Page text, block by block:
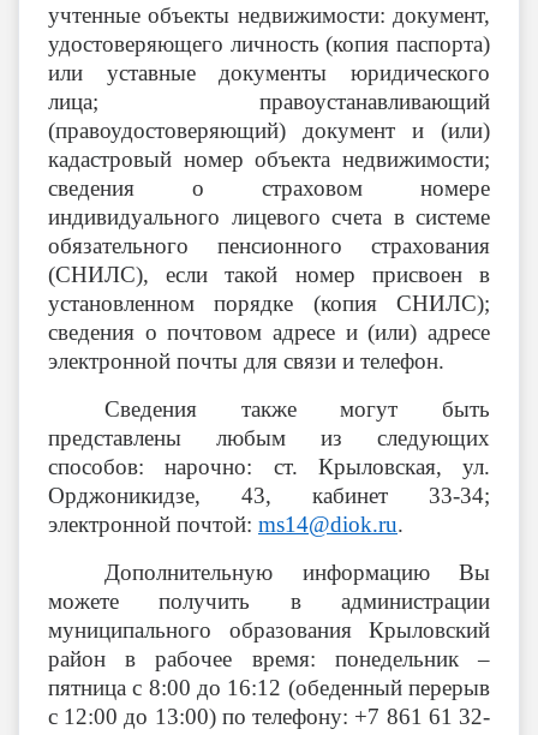
учтенные объекты недвижимости: документ,
удостоверяющего личность (копия паспорта)
или уставные документы юридического
лица; правоустанавливающий
(правоудостоверяющий) документ и (или)
кадастровый номер объекта недвижимости;
сведения о страховом номере
индивидуального лицевого счета в системе
обязательного пенсионного страхования
(СНИЛС), если такой номер присвоен в
установленном порядке (копия СНИЛС);
сведения о почтовом адресе и (или) адресе
электронной почты для связи и телефон.
Сведения также могут быть
представлены любым из следующих
способов: нарочно: ст. Крыловская, ул.
Орджоникидзе, 43, кабинет 33-34;
электронной почтой: ms14@diok.ru.
Дополнительную информацию Вы
можете получить в администрации
муниципального образования Крыловский
район в рабочее время: понедельник –
пятница с 8:00 до 16:12 (обеденный перерыв
с 12:00 до 13:00) по телефону: +7 861 61 32-